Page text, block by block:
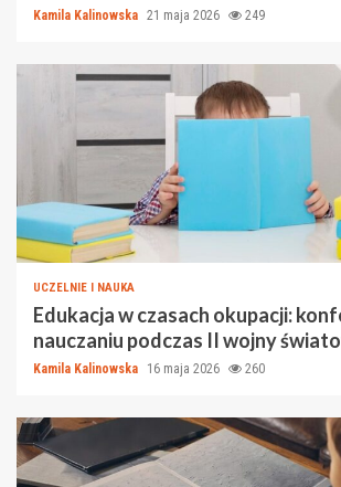
Kamila Kalinowska 21 maja 2026 249
UCZELNIE I NAUKA
Edukacja w czasach okupacji:
nauczaniu podczas II wojny
Kamila Kalinowska 16 maja 2026 260